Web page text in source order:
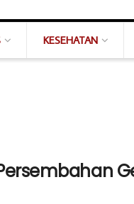
KESEHATAN